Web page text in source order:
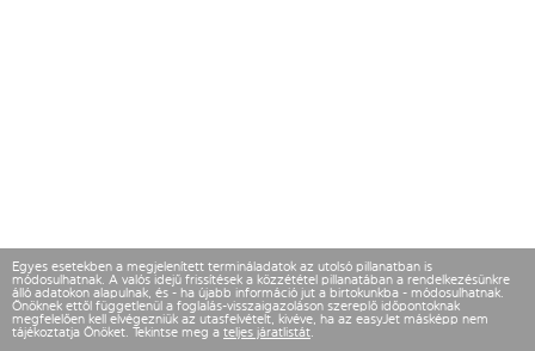
Egyes esetekben a megjelenített termináladatok az utolsó pillanatban is
módosulhatnak. A valós idejű frissítések a közzététel pillanatában a rendelkezésünkre
álló adatokon alapulnak, és - ha újabb információ jut a birtokunkba - módosulhatnak.
Önöknek ettől függetlenül a foglalás-visszaigazoláson szereplő időpontoknak
megfelelően kell elvégezniük az utasfelvételt, kivéve, ha az easyJet másképp nem
tájékoztatja Önöket. Tekintse meg a teljes járatlistát.